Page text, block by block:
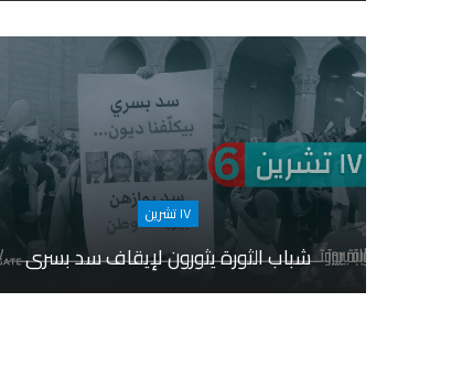
١٧ تشرين
شباب الثورة يثورون لإيقاف سد بسري